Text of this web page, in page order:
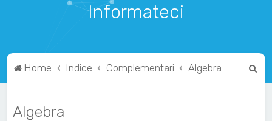
Informateci
Home Indice Complementari Algebra
Algebra